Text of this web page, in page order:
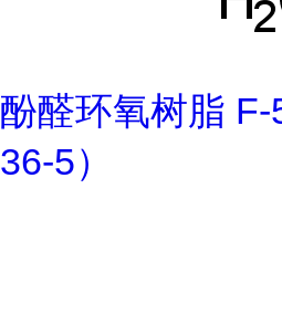
酚醛环氧树脂
36-5）